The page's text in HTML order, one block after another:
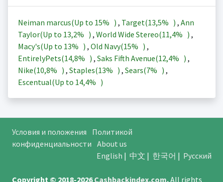
Neiman marcus(Up to 15% ) , Target(13,5% ) , Ann
Taylor(Up to 13,2% ) , World Wide Stereo(11,4% ) ,
Macy's(Up to 13% ) , Old Navy(15% ) ,
EntirelyPets(14,8% ) , Saks Fifth Avenue(12,4% ) ,
Nike(10,8% ) , Staples(13% ) , Sears(7% ) ,
Escentual(Up to 14,4% )
Условия и положения
Политикой
конфиденциальности About us
English | 中文 | 한국어 | Русский
Copyright © 2018-2026Cashbackindex.com.All rights